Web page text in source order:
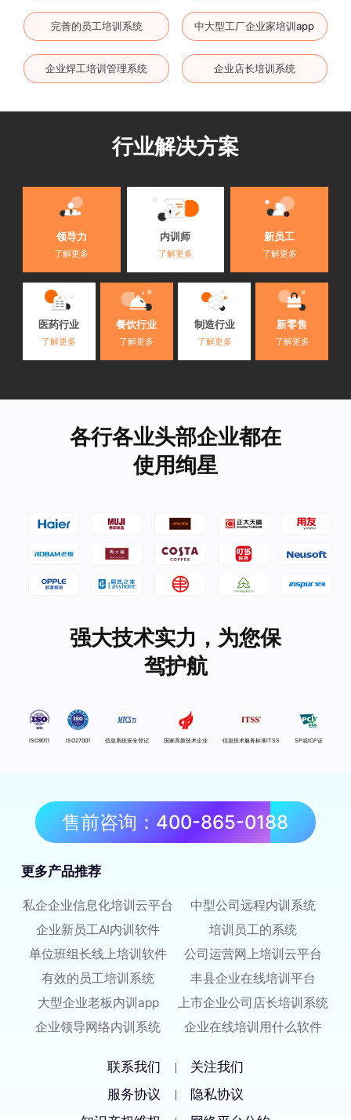
完善的员工培训系统 中大型工厂企业家培训app
企业焊工培训管理系统 企业店长培训系统
行业解决方案
领导力
了解更多
内训师
了解更多
新员工
了解更多
医药行业
了解更多
餐饮行业
了解更多
制造行业
了解更多
新零售
了解更多
各行各业头部企业都在
使用绚星
强大技术实力，为您保
驾护航
ISO9011 ISO27001 信息系统安全登记 国家高新技术企业 信息技术服务标准ITSS SP或ICP证
售前咨询：400-865-0188
更多产品推荐
私企企业信息化培训云平台
中型公司远程内训系统
企业新员工AI内训软件
培训员工的系统
单位班组长线上培训软件
公司运营网上培训云平台
有效的员工培训系统
丰县企业在线培训平台
大型企业老板内训app
上市企业公司店长培训系统
企业领导网络内训系统
企业在线培训用什么软件
联系我们 |
关注我们
服务协议
|
隐私协议